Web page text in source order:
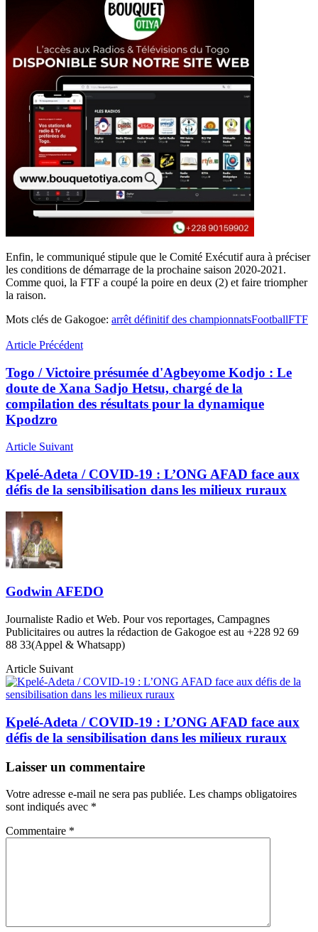
Enfin, le communiqué stipule que le Comité Exécutif aura à préciser
les conditions de démarrage de la prochaine saison 2020-2021.
Comme quoi, la FTF a coupé la poire en deux (2) et faire triompher
la raison.
Mots clés de Gakogoe: arrêt définitif des championnatsFootballFTF
Article Précédent
Togo / Victoire présumée d'Agbeyome Kodjo : Le
doute de Xana Sadjo Hetsu, chargé de la
compilation des résultats pour la dynamique
Kpodzro
Article Suivant
Kpelé-Adeta / COVID-19 : L’ONG AFAD face aux
défis de la sensibilisation dans les milieux ruraux
Godwin AFEDO
Journaliste Radio et Web. Pour vos reportages, Campagnes
Publicitaires ou autres la rédaction de Gakogoe est au +228 92 69
88 33(Appel & Whatsapp)
Article Suivant
Kpelé-Adeta / COVID-19 : L’ONG AFAD face aux
défis de la sensibilisation dans les milieux ruraux
Laisser un commentaire
Votre adresse e-mail ne sera pas publiée. Les champs obligatoires
sont indiqués avec *
Commentaire *